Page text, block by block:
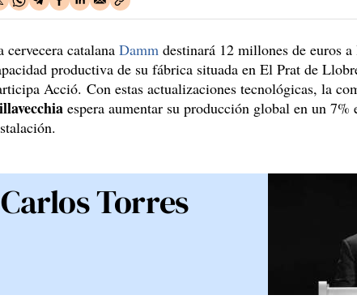
cervecera catalana Damm destinará 12 millones de euros
productiva de su fábrica situada en El Prat de
Acció. Con estas actualizaciones tecnológicas, la
espera aumentar su producción global en un
Carlos Torres